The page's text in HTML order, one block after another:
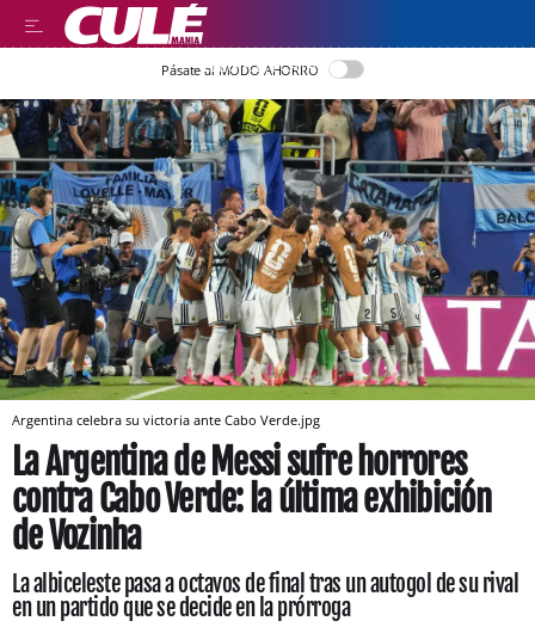
LLEGIR EN CATALÀ
Pásate al MODO AHORRO
Argentina celebra su victoria ante Cabo Verde.jpg
La Argentina de Messi sufre horrores
contra Cabo Verde: la última exhibición
de Vozinha
La albiceleste pasa a octavos de final tras un autogol de su rival
en un partido que se decide en la prórroga